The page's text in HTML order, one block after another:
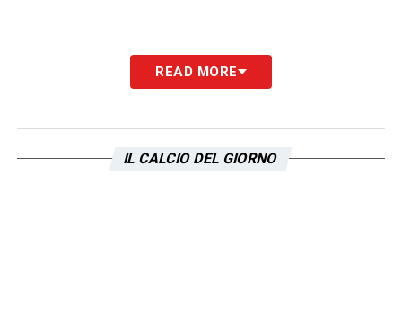
READ MORE
IL CALCIO DEL GIORNO